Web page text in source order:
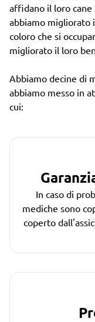
affidano il loro cane
abbiamo migliorato
coloro che si
migliorato il loro
Abbiamo decine di
abbiamo messo in
cui:
In caso di
mediche sono
coperto